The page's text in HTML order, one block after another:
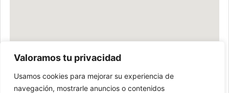
Valoramos tu privacidad
Usamos cookies para mejorar su experiencia de
navegación, mostrarle anuncios o contenidos